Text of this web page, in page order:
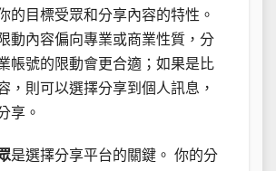
的目標受眾和分享內容的特性。
動內容偏向專業或商業性質，分
帳號的限動會更合適；如果是比
，則可以選擇分享到個人訊息，
享。
是選擇分享平台的關鍵。 你的分